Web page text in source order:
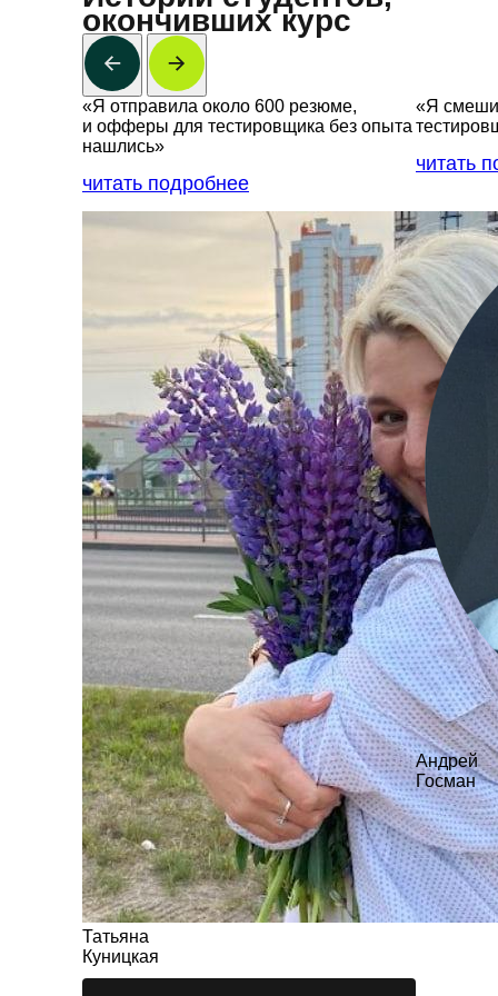
окончивших курс
«Я отправила около 600 резюме,
и офферы для тестировщика без опыта
нашлись»
читать подробнее
Татьяна
Куницкая
«Я
читать
Андрей
Госман